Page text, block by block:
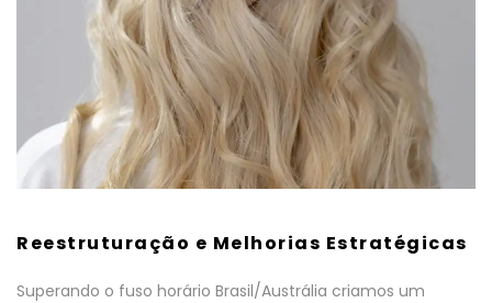
Reestruturação e Melhorias Estratégicas
Superando o fuso horário Brasil/Austrália criamos um